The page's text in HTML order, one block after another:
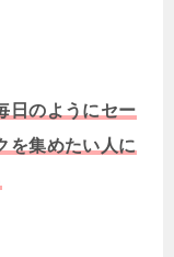
日のようにセー
を集めたい人に